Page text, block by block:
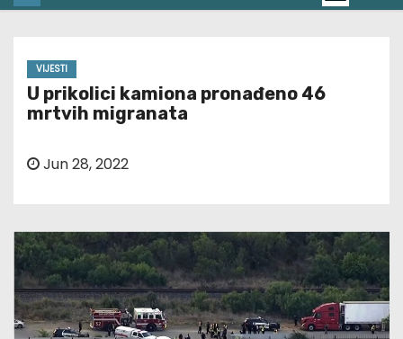
VIJESTI
U prikolici kamiona pronađeno 46
mrtvih migranata
Jun 28, 2022